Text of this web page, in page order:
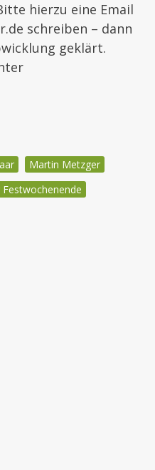
hierzu eine Email
schreiben – dann
geklärt.
Martin Metzger